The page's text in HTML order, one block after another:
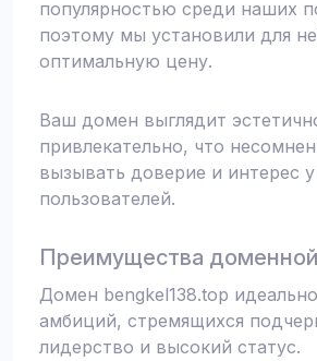
популярностью среди наших
поэтому мы установили для
оптимальную цену.
Ваш домен выглядит
привлекательно, что
вызывать доверие и интерес
пользователей.
Преимущества
Домен bengkel138.top
амбиций, стремящихся
лидерство и высокий статус.